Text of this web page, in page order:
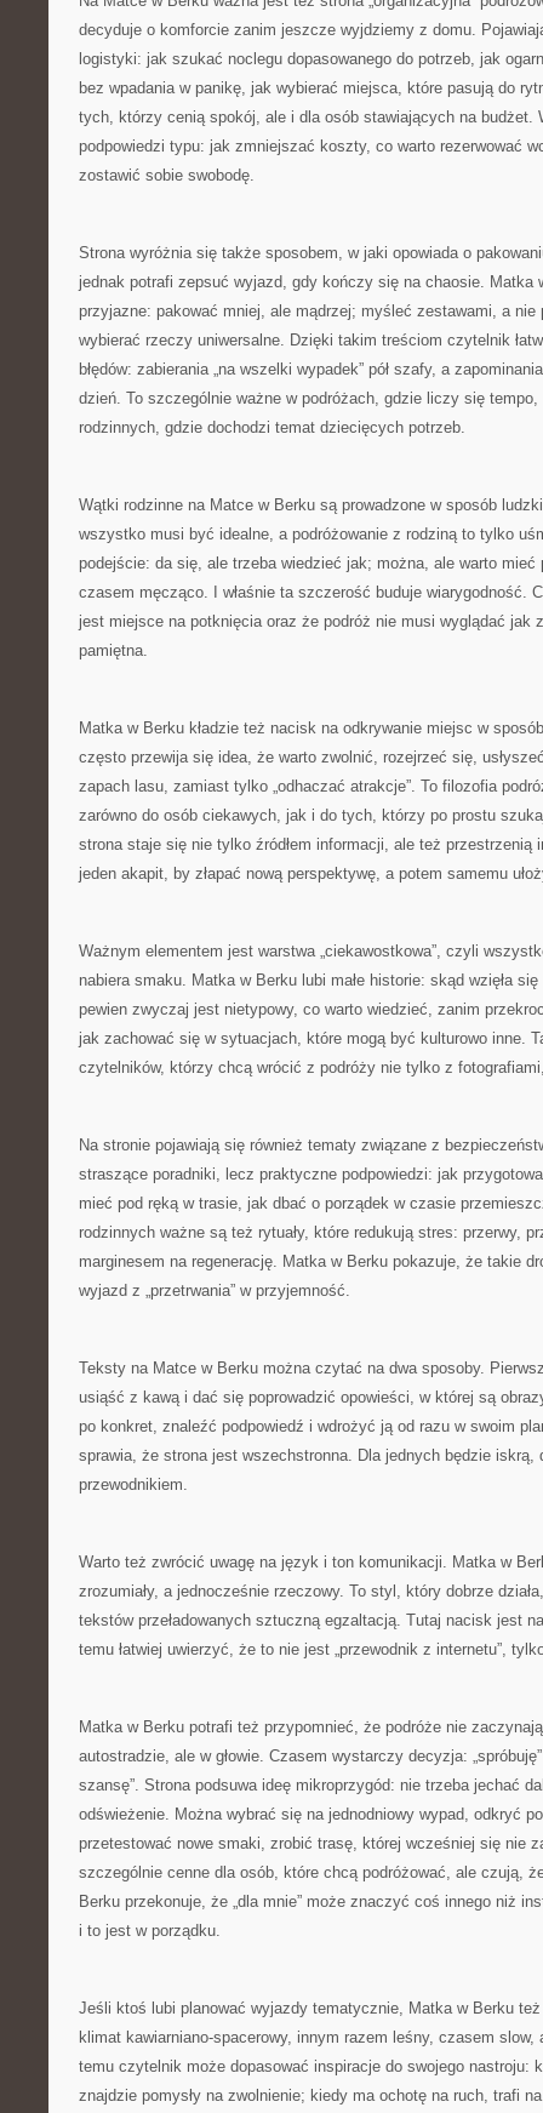
decyduje o komforcie zanim jeszcze wyjdziemy z domu.
logistyki: jak szukać noclegu dopasowanego do potrzeb, jak
bez wpadania w panikę, jak wybierać miejsca, które pasują do
tych, którzy cenią spokój, ale i dla osób stawiających na budżet.
podpowiedzi typu: jak zmniejszać koszty, co warto rezerwować
zostawić sobie swobodę.
Strona wyróżnia się także sposobem, w jaki opowiada o
jednak potrafi zepsuć wyjazd, gdy kończy się na chaosie. Matka
przyjazne: pakować mniej, ale mądrzej; myśleć zestawami, a
wybierać rzeczy uniwersalne. Dzięki takim treściom czytelnik
błędów: zabierania „na wszelki wypadek” pół szafy, a
dzień. To szczególnie ważne w podróżach, gdzie liczy się
rodzinnych, gdzie dochodzi temat dziecięcych potrzeb.
Wątki rodzinne na Matce w Berku są prowadzone w sposób
wszystko musi być idealne, a podróżowanie z rodziną to tylko
podejście: da się, ale trzeba wiedzieć jak; można, ale warto
czasem męcząco. I właśnie ta szczerość buduje wiarygodność.
jest miejsce na potknięcia oraz że podróż nie musi wyglądać jak
pamiętna.
Matka w Berku kładzie też nacisk na odkrywanie miejsc w
często przewija się idea, że warto zwolnić, rozejrzeć się,
zapach lasu, zamiast tylko „odhaczać atrakcje”. To filozofia
zarówno do osób ciekawych, jak i do tych, którzy po prostu
strona staje się nie tylko źródłem informacji, ale też przestrzenią
jeden akapit, by złapać nową perspektywę, a potem samemu
Ważnym elementem jest warstwa „ciekawostkowa”, czyli
nabiera smaku. Matka w Berku lubi małe historie: skąd wzięła
pewien zwyczaj jest nietypowy, co warto wiedzieć, zanim
jak zachować się w sytuacjach, które mogą być kulturowo inne.
czytelników, którzy chcą wrócić z podróży nie tylko z
Na stronie pojawiają się również tematy związane z
straszące poradniki, lecz praktyczne podpowiedzi: jak
mieć pod ręką w trasie, jak dbać o porządek w czasie
rodzinnych ważne są też rytuały, które redukują stres: przerwy,
marginesem na regenerację. Matka w Berku pokazuje, że takie
wyjazd z „przetrwania” w przyjemność.
Teksty na Matce w Berku można czytać na dwa sposoby.
usiąść z kawą i dać się poprowadzić opowieści, w której są
po konkret, znaleźć podpowiedź i wdrożyć ją od razu w swoim
sprawia, że strona jest wszechstronna. Dla jednych będzie iskrą,
przewodnikiem.
Warto też zwrócić uwagę na język i ton komunikacji. Matka w
zrozumiały, a jednocześnie rzeczowy. To styl, który dobrze
tekstów przeładowanych sztuczną egzaltacją. Tutaj nacisk jest
temu łatwiej uwierzyć, że to nie jest „przewodnik z internetu”,
Matka w Berku potrafi też przypomnieć, że podróże nie
autostradzie, ale w głowie. Czasem wystarczy decyzja:
szansę”. Strona podsuwa ideę mikroprzygód: nie trzeba jechać
odświeżenie. Można wybrać się na jednodniowy wypad, odkryć
przetestować nowe smaki, zrobić trasę, której wcześniej się nie
szczególnie cenne dla osób, które chcą podróżować, ale czują,
Berku przekonuje, że „dla mnie” może znaczyć coś innego niż
i to jest w porządku.
Jeśli ktoś lubi planować wyjazdy tematycznie, Matka w Berku
klimat kawiarniano-spacerowy, innym razem leśny, czasem
temu czytelnik może dopasować inspiracje do swojego nastroju:
znajdzie pomysły na zwolnienie; kiedy ma ochotę na ruch, trafi